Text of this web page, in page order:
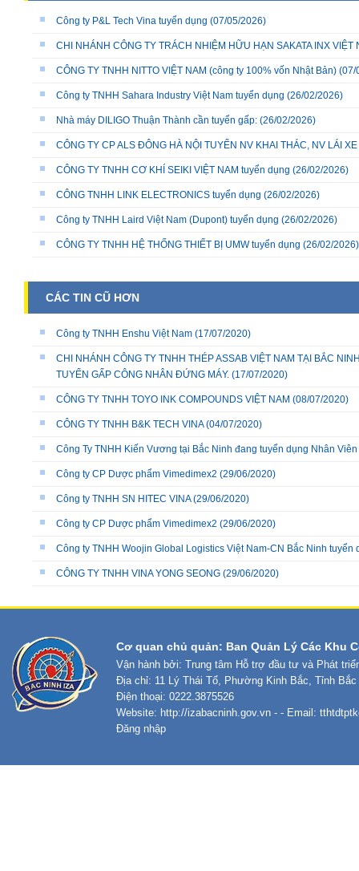
Công ty P&L Tech Vina tuyển dụng (07/05/2026)
CHI NHÁNH CÔNG TY TRÁCH NHIỆM HỮU HẠN SAKATA INX
CÔNG TY TNHH NITTO VIỆT NAM (công ty 100% vốn Nhật Bản) (07/
Công ty TNHH Sahara Industry Việt Nam tuyển dụng (26/02/2026)
Nhà máy DILIGO Thuận Thành cần tuyển gấp: (26/02/2026)
CÔNG TY CP ALS ĐÔNG HÀ NỘI TUYỂN NV KHAI THÁC, NV LÁI
CÔNG TY TNHH CƠ KHÍ SEIKI VIỆT NAM tuyển dụng (26/02/2026)
CÔNG TNHH LINK ELECTRONICS tuyển dụng (26/02/2026)
Công ty TNHH Laird Việt Nam (Dupont) tuyển dụng (26/02/2026)
CÔNG TY TNHH HỆ THỐNG THIẾT BỊ UMW tuyển dụng (26/02/2026)
CÁC TIN CŨ HƠN
Công ty TNHH Enshu Việt Nam (17/07/2020)
CHI NHÁNH CÔNG TY TNHH THÉP ASSAB VIỆT NAM TẠI BẮC
TUYỂN GẤP CÔNG NHÂN ĐỨNG MÁY. (17/07/2020)
CÔNG TY TNHH TOYO INK COMPOUNDS VIỆT NAM (08/07/2020)
CÔNG TY TNHH B&K TECH VINA(04/07/2020)
Công Ty TNHH Kiến Vương tại Bắc Ninh đang tuyển dụng Nhân
Công ty CP Dược phẩm Vimedimex2 (29/06/2020)
Công ty TNHH SN HITEC VINA(29/06/2020)
Công ty CP Dược phẩm Vimedimex2 (29/06/2020)
Công ty TNHH Woojin Global Logistics Việt Nam-CN Bắc Ninh tuyển
CÔNG TY TNHH VINA YONG SEONG (29/06/2020)
Cơ quan chủ quản: Ban Quản Lý Các Khu
Vận hành bởi: Trung tâm Hỗ trợ đầu tư và Phát
Địa chỉ: 11 Lý Thái Tổ, Phường Kinh Bắc, Tỉnh Bắc
Điện thoại: 0222.3875526
Website: http://izabacninh.gov.vn - - Email:
Đăng nhập